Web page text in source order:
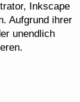
Inkscape
Aufgrund ihrer
unendlich